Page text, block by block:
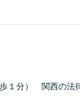
１分） 関西の法